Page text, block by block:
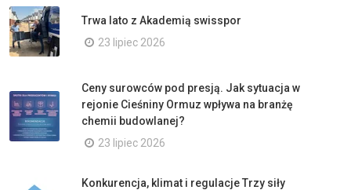
Trwa lato z Akademią swisspor
23 lipiec 2026
Ceny surowców pod presją. Jak sytuacja w
rejonie Cieśniny Ormuz wpływa na branżę
chemii budowlanej?
23 lipiec 2026
Konkurencja, klimat i regulacje Trzy siły